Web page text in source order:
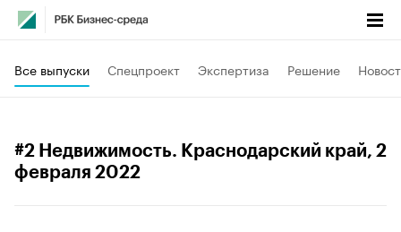
Все выпуски Спецпроект Экспертиза Решение
#2 Недвижимость. Краснодарский край, 2
февраля 2022